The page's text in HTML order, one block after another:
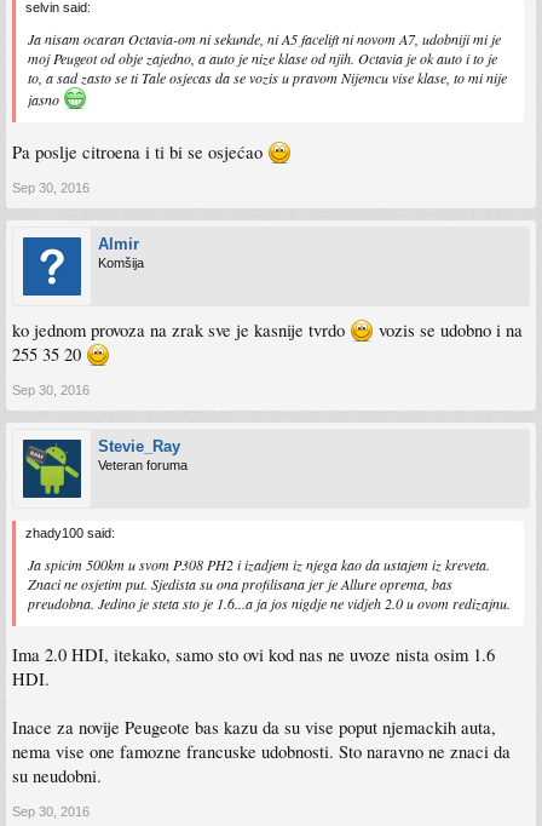
selvin said:
Ja nisam ocaran Octavia-om ni sekunde, ni A5 facelift ni novom A7, udobniji mi je
moj Peugeot od obje zajedno, a auto je nize klase od njih. Octavia je ok auto i to je
to, a sad zasto se ti Tale osjecas da se vozis u pravom Nijemcu vise klase, to mi nije
jasno
Pa poslje citroena i ti bi se osjećao
Sep 30, 2016
Almir
Komšija
ko jednom provoza na zrak sve je kasnije tvrdo
vozis se udobno i na
255 35 20
Sep 30, 2016
Stevie_Ray
Veteran foruma
zhady100 said:
Ja spicim 500km u svom P308 PH2 i izadjem iz njega kao da ustajem iz kreveta.
Znaci ne osjetim put. Sjedista su ona profilisana jer je Allure oprema, bas
preudobna. Jedino je steta sto je 1.6...a ja jos nigdje ne vidjeh 2.0 u ovom redizajnu.
Ima 2.0 HDI, itekako, samo sto ovi kod nas ne uvoze nista osim 1.6
HDI.
Inace za novije Peugeote bas kazu da su vise poput njemackih auta,
nema vise one famozne francuske udobnosti. Sto naravno ne znaci da
su neudobni.
Sep 30, 2016